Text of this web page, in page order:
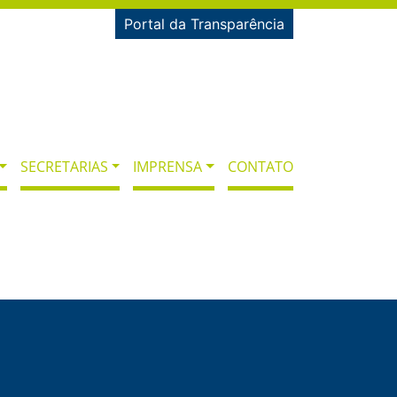
Portal da Transparência
SECRETARIAS IMPRENSA CONTATO